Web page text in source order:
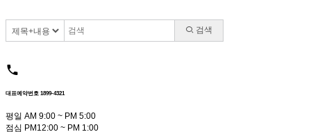
검색
대표예약번호 1899-4321
평일 AM 9:00 ~ PM 5:00
점심 PM12:00 ~ PM 1:00